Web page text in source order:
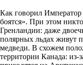
Как говорил
боятся». При этом
Гренландии: даже
полярных льдах живут
медведи. В схожем
территории Канада: из-